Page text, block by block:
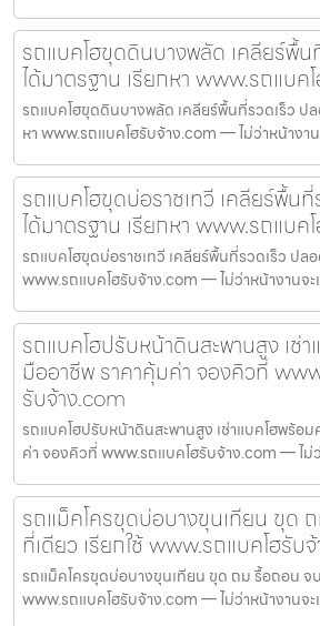
รถแบคโฮขุดดินบางพลัด เคลียร์พื้
ได้มาตรฐาน เรียกหา www.รถแบค
รถแบคโฮขุดดินบางพลัด เคลียร์พื้นที่รวดเร็ว ป
หา www.รถแบคโฮรับจ้าง.com — ไม่ว่าหน้างา
รถแบคโฮขุดบ่อราชเทวี เคลียร์พื้น
ได้มาตรฐาน เรียกหา www.รถแบค
รถแบคโฮขุดบ่อราชเทวี เคลียร์พื้นที่รวดเร็ว ปล
www.รถแบคโฮรับจ้าง.com — ไม่ว่าหน้างานจ
รถแบคโฮปรับหน้าดินสะพานสูง เช่
มืออาชีพ ราคาคุ้มค่า จองคิวที่
รับจ้าง.com
รถแบคโฮปรับหน้าดินสะพานสูง เช่าแบคโฮพร้อ
ค่า จองคิวที่ www.รถแบคโฮรับจ้าง.com — ไม่
รถแม็คโครขุดบ่อบางขุนเทียน ขุด
ที่เดียว เรียกใช้ www.รถแบคโฮรับ
รถแม็คโครขุดบ่อบางขุนเทียน ขุด ถม รื้อถอน จบ
www.รถแบคโฮรับจ้าง.com — ไม่ว่าหน้างานจ